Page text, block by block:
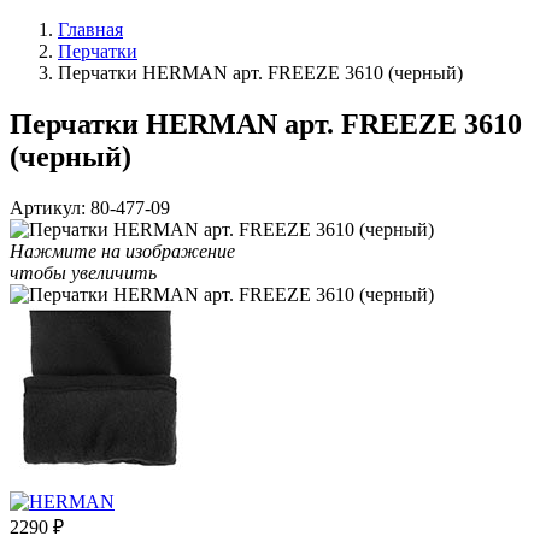
Главная
Перчатки
Перчатки HERMAN арт. FREEZE 3610 (черный)
Перчатки HERMAN арт. FREEZE 3610
(черный)
Артикул: 80-477-09
Нажмите на изображение
чтобы увеличить
2290 ₽